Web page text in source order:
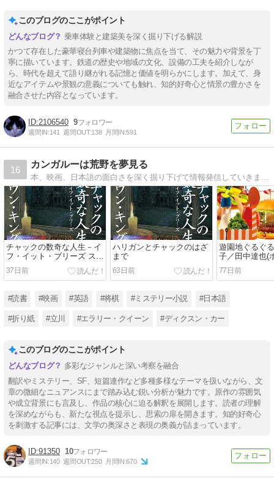
このブログのここがポイント
乗車体験と建築美を深く掘り下げる解説
かつて存在した豪華寝台列車や建築物に焦点を当て、その魅力や背景を丁
寧に描いています。鉄道の歴史や地域の文化、設備の工夫を紹介しなが
ら、時代を超えて語り継がれる記憶と価値を明らかにします。加えて、身
近なアイテムや景観の意義についても触れ、知的好奇心と情景の豊かさを
融合させた内容となっています。
2106540 9
週間IN:141 週間OUT:138 月間IN:591
16
カンガルーは荒野を夢見る
チャックの数奇な人生－イ
フ・イット・ブリーズ ステ
ィーブン・キング(文藝春
秋)
37日前
ハリガンとチャックのはざ
まで
63日前
遊園地ぐるぐ
子／田中達也(
77日前
#読書 #映画 #英語 #将棋 #ミステリー小説 #日本語
#折り紙 #立川 #エラリー・クイーン #ディクスン・カー
このブログのここがポイント
多彩なジャンルと深い考察を融合
翻訳やミステリー、SF、短篇連作など多種多様なテーマを扱いながら、文
章の微細なニュアンスにまで踏み込む鋭い分析が魅力です。原作の雰囲気
や成立背景にも言及し、作品の核心に迫る解釈を展開します。読者の理解
を深めながらも、新たな視点を提示し、思索の扉を開きます。知的好奇心
を刺激する記事には、文学の奥深さと表現の奥義が詰まっています。
91350 10
週間IN:140 週間OUT:250 月間IN:670